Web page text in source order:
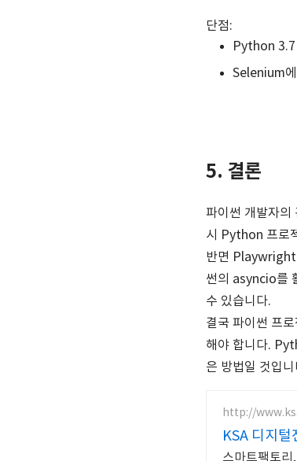
단점:
Python 3.7
Selenium
5. 결론
파이썬 개발자의
시 Python 프로
반면 Playwright
썬의 asyncio를
수 있습니다.
결국 파이썬 프
해야 합니다.
은 방법일 것입니
http://
KSA 디지털
스마트팩토